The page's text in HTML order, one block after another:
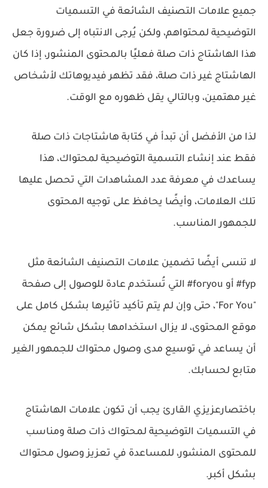
جميع علامات التصنيف الشائعة في التسميات
التوضيحية لمحتواهم، ولكن يُرجى الانتباه إلى ضرورة جعل
هذا الهاشتاج ذات صلة فعليًا بالمحتوى المنشور، إذا كان
الهاشتاج غير ذات صلة، فقد تظهر فيديوهاتك لأشخاص
غير مهتمين، وبالتالي يقل ظهوره مع الوقت.
لذا من الأفضل أن تبدأ في كتابة هاشتاجات ذات صلة
فقط عند إنشاء التسمية التوضيحية لمحتواك، هذا
يساعدك في معرفة عدد المشاهدات التي تحصل عليها
تلك العلامات، وأيضًا يحافظ على توجيه المحتوى
للجمهور المناسب.
لا تنسى أيضًا تضمين علامات التصنيف الشائعة مثل
fyp# أو foryou# التي تُستخدم عادة للوصول إلى صفحة
"For You"، حتى وإن لم يتم تأكيد تأثيرها بشكل كامل على
موقع المحتوى، لا يزال استخدامها بشكل شائع يمكن
أن يساعد في توسيع مدى وصول محتواك للجمهور الغير
متابع لحسابك.
باختصارعزيزي القارئ يجب أن تكون علامات الهاشتاج
في التسميات التوضيحية لمحتواك ذات صلة ومناسب
للمحتوى المنشور، للمساعدة في تعزيز وصول محتواك
بشكل أكبر.